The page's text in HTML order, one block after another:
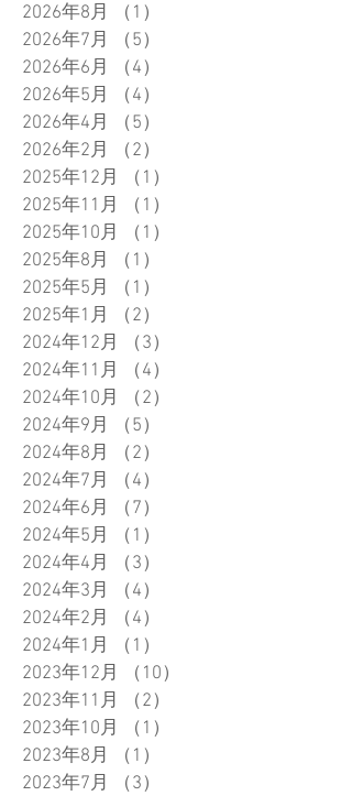
2026年8月 （1）
2026年7月
（5）
2026年6月
（4）
2026年5月
（4）
2026年4月
（5）
2026年2月
（2）
2025年12月
（1）
2025年11月
（1）
2025年10月
（1）
2025年8月
（1）
2025年5月
（1）
2025年1月
（2）
2024年12月
（3）
2024年11月
（4）
2024年10月
（2）
2024年9月
（5）
2024年8月
（2）
2024年7月
（4）
2024年6月
（7）
2024年5月
（1）
2024年4月
（3）
2024年3月
（4）
2024年2月
（4）
2024年1月
（1）
2023年12月
（10）
2023年11月
（2）
2023年10月
（1）
2023年8月
（1）
2023年7月
（3）